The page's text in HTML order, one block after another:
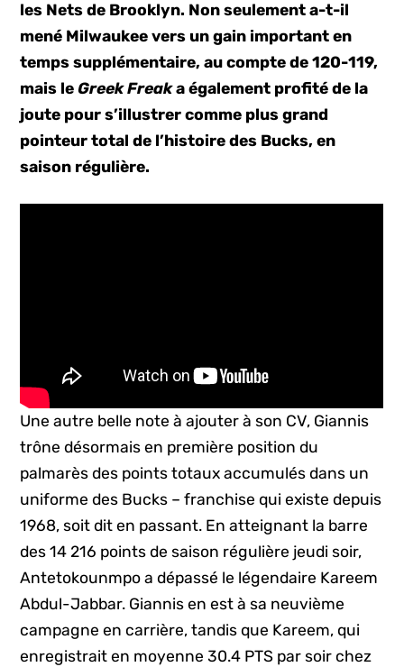
les Nets de Brooklyn. Non seulement a-t-il
mené Milwaukee vers un gain important en
temps supplémentaire, au compte de 120-119,
mais leGreek Freaka également profité de la
joute pour s’illustrer comme plus grand
pointeur total de l’histoire des Bucks, en
saison régulière.
Une autre belle note à ajouter à son CV, Giannis
trône désormais en première position du
palmarès des points totaux accumulés dans un
uniforme des Bucks – franchise qui existe depuis
1968, soit dit en passant. En atteignant la barre
des 14 216 points de saison régulière jeudi soir,
Antetokounmpo a dépassé le légendaire Kareem
Abdul-Jabbar. Giannis en est à sa neuvième
campagne en carrière, tandis que Kareem, qui
enregistrait en moyenne 30.4 PTS par soir chez